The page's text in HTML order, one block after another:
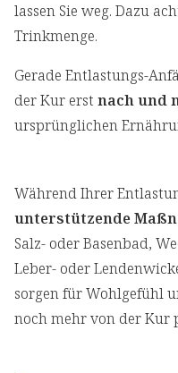
lassen Sie weg. Dazu
Trinkmenge.
Gerade Entlastungs-
der Kur erst nach und
ursprünglichen
Während Ihrer
unterstützende
Salz- oder Basenbad,
Leber- oder
sorgen für Wohlgefühl
noch mehr von der Kur